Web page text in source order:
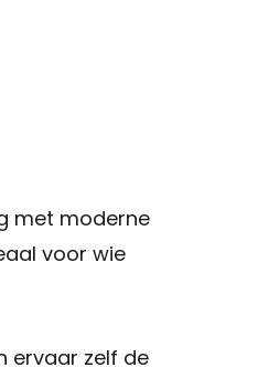
met moderne
voor wie
ervaar zelf de